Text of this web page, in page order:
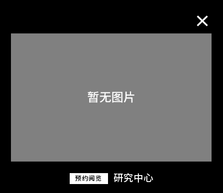
预约阅览 研究中心
关于M+藏品
探索世界顶级的二十及二十一世纪视觉